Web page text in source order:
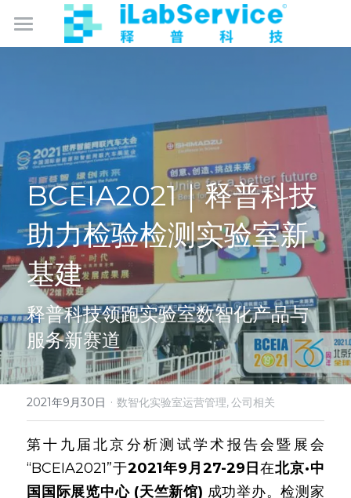
数智化实验室管理
监控保
仪器保
库存保
智能硬件产品
成为合作伙伴
免费试用
关于我们
简体中文
简体中文
English
微信客服
BCEIA2021｜释普科技
助力检验检测实验室新
基建
释普科技领跑实验室数智化产品与
服务新赛道
2021年9月30日 · 数智化实验室运营管理,公司相关
第十九届北京分析测试学术报告会暨展会
“BCEIA2021”于2021年9月27-29日在北京·中
国国际展览中心 (天竺新馆) 成功举办。检测家